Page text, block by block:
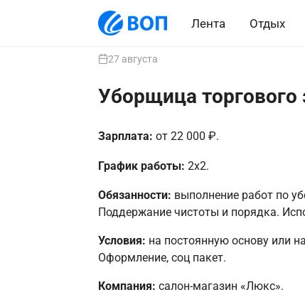
Лента Отдых
27 августа
Уборщица торгового
Зарплата: от 22 000 ₽.
График работы: 2х2.
Обязанности: выполнение работ по
Поддержание чистоты и порядка.
Условия: на постоянную основу или
Оформление, соц пакет.
Компания: салон-магазин «Люкс».